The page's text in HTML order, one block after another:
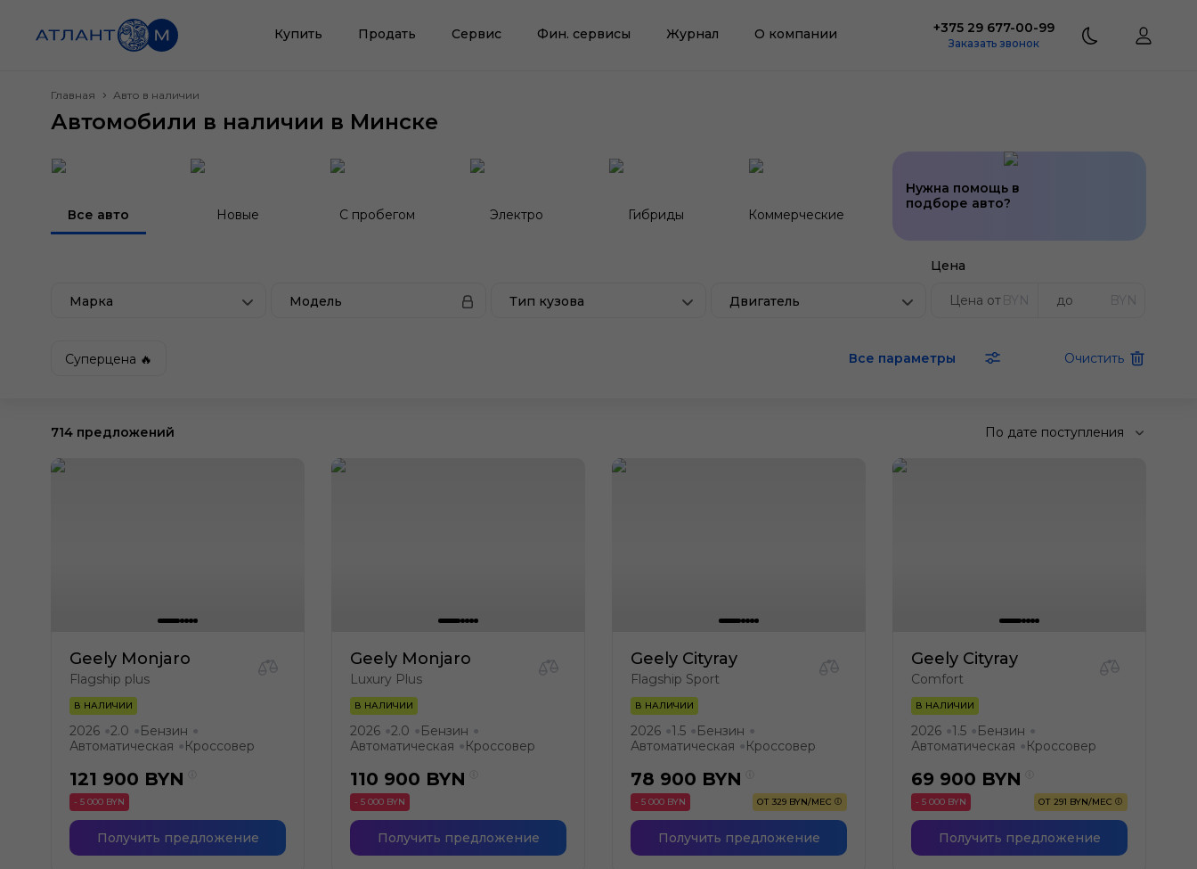
Купить Продать Сервис Фин. сервисы Журнал О компании +375 29 677-00-99
Заказать звонок
Главная Авто в наличии
Автомобили в наличии в Минске
Все авто Новые С пробегом Электро Гибриды Коммерческие
Нужна помощь в
подборе авто?
Марка Модель Тип кузова Двигатель
Цена
BYN BYN
Суперцена 🔥 Все параметры Очистить
714 предложений По дате поступления
Geely Monjaro
Flagship plus
В НАЛИЧИИ
2026 ●2.0 ● Бензин ●
Автоматическая ● Кроссовер
121 900 BYN
- 5 000 BYN
Получить предложение
Geely Monjaro
Luxury Plus
В НАЛИЧИИ
2026 ●2.0 ● Бензин ●
Автоматическая ● Кроссовер
110 900 BYN
- 5 000 BYN
Получить предложение
Geely Cityray
Flagship Sport
В НАЛИЧИИ
2026 ●1.5 ● Бензин ●
Автоматическая ● Кроссовер
78 900 BYN
- 5 000 BYN ОТ 329 BYN/МЕС
Получить предложение
Geely Cityray
Comfort
В НАЛИЧИИ
2026 ●1.5 ● Бензин ●
Автоматическая ● Кроссовер
69 900 BYN
- 5 000 BYN ОТ 291 BYN/МЕС
Получить предложение